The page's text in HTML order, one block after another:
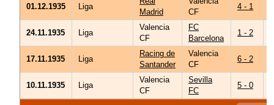
01.12.1935 Liga
Madrid
CF
4 - 1
24.11.1935 Liga
Valencia
CF
FC
Barcelona
1 - 2
17.11.1935 Liga
Racing de
Santander
Valencia
CF
6 - 2
10.11.1935 Liga
Valencia
CF
Sevilla
FC
5 - 0